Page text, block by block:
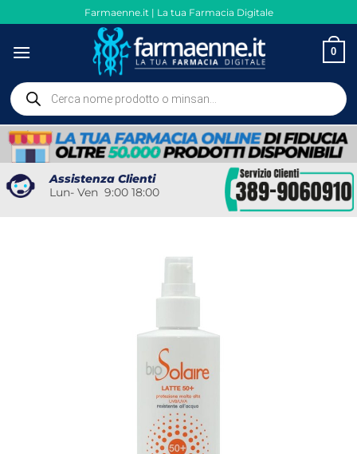
ai
contenuti
Farmaenne.it | La tua Farmacia Digitale
0
Ricerca
prodotti
Assistenza Clienti
Lun- Ven 9:00 18:00